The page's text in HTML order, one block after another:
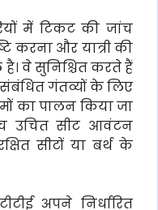
में टिकट की जांच
करना और यात्री की
वे सुनिश्चित करते हैं
गंतव्यों के लिए
का पालन किया जा
उचित सीट आवंटन
सीटों या बर्थ के
अपने निर्धारित